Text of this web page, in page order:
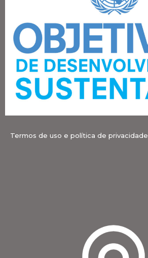
Termos de uso e política de privacidade